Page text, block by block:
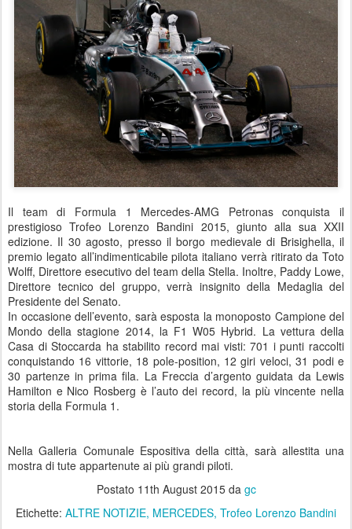
Il team di Formula 1 Mercedes-AMG Petronas conquista il
prestigioso Trofeo Lorenzo Bandini 2015, giunto alla sua XXII
edizione. Il 30 agosto, presso il borgo medievale di Brisighella, il
premio legato all’indimenticabile pilota italiano verrà ritirato da Toto
Wolff, Direttore esecutivo del team della Stella. Inoltre, Paddy Lowe,
Direttore tecnico del gruppo, verrà insignito della Medaglia del
Presidente del Senato.
In occasione dell’evento, sarà esposta la monoposto Campione del
Mondo della stagione 2014, la F1 W05 Hybrid. La vettura della
Casa di Stoccarda ha stabilito record mai visti: 701 i punti raccolti
conquistando 16 vittorie, 18 pole-position, 12 giri veloci, 31 podi e
30 partenze in prima fila. La Freccia d’argento guidata da Lewis
Hamilton e Nico Rosberg è l’auto dei record, la più vincente nella
storia della Formula 1.
Nella Galleria Comunale Espositiva della città, sarà allestita una
mostra di tute appartenute ai più grandi piloti.
Postato 11th August 2015da gc
Etichette: ALTRE NOTIZIE MERCEDES Trofeo Lorenzo Bandini